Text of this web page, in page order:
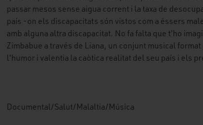
passar mesos sense aigua corrent i la taxa de
país -on els discapacitats són vistos com a éssers
amb alguna altra discapacitat. No fa falta que t'ho
Zimbabue a través de Liana, un conjunt musical
l'humor i valentia la caòtica realitat del seu país i els
Documental/Salut/Malaltia/Música